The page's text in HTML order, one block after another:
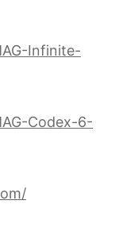
Infinite-
Codex-6-